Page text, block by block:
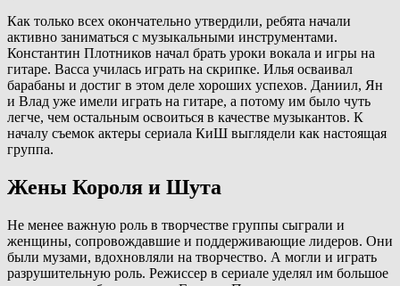
Как только всех окончательно утвердили, ребята начали
активно заниматься с музыкальными инструментами.
Константин Плотников начал брать уроки вокала и игры на
гитаре. Васса училась играть на скрипке. Илья осваивал
барабаны и достиг в этом деле хороших успехов. Даниил, Ян
и Влад уже имели играть на гитаре, а потому им было чуть
легче, чем остальным освоиться в качестве музыкантов. К
началу съемок актеры сериала КиШ выглядели как настоящая
группа.
Жены Короля и Шута
Не менее важную роль в творчестве группы сыграли и
женщины, сопровождавшие и поддерживающие лидеров. Они
были музами, вдохновляли на творчество. А могли и играть
разрушительную роль. Режиссер в сериале уделял им большое